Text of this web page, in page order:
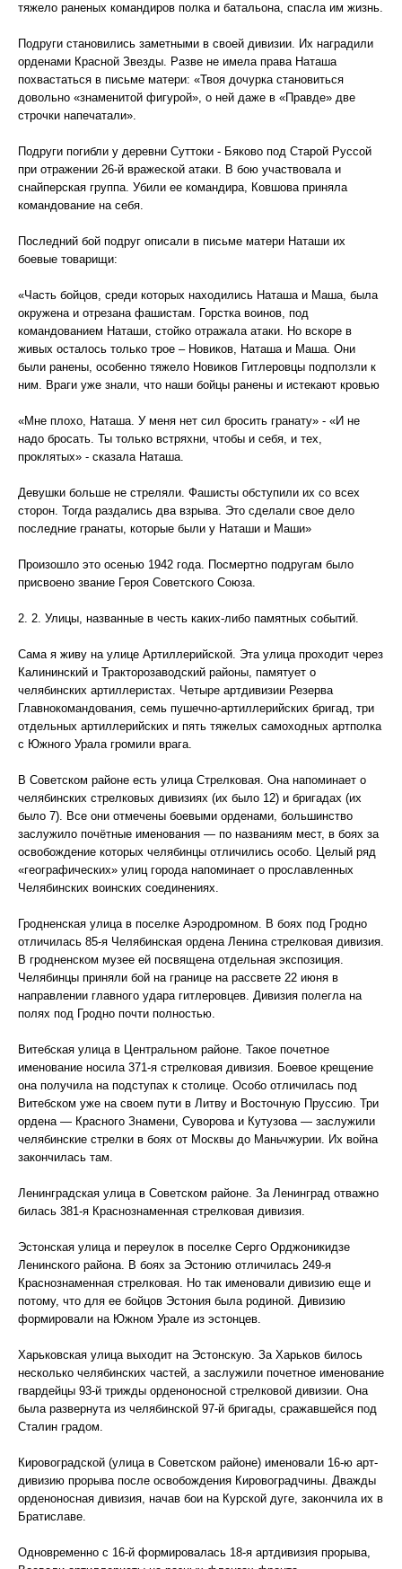
тяжело раненых командиров полка и батальона, спасла им жизнь.
Подруги становились заметными в своей дивизии. Их наградили
орденами Красной Звезды. Разве не имела права Наташа
похвастаться в письме матери: «Твоя дочурка становиться
довольно «знаменитой фигурой», о ней даже в «Правде» две
строчки напечатали».
Подруги погибли у деревни Суттоки - Бяково под Старой Руссой
при отражении 26-й вражеской атаки. В бою участвовала и
снайперская группа. Убили ее командира, Ковшова приняла
командование на себя.
Последний бой подруг описали в письме матери Наташи их
боевые товарищи:
«Часть бойцов, среди которых находились Наташа и Маша, была
окружена и отрезана фашистам. Горстка воинов, под
командованием Наташи, стойко отражала атаки. Но вскоре в
живых осталось только трое – Новиков, Наташа и Маша. Они
были ранены, особенно тяжело Новиков Гитлеровцы подползли к
ним. Враги уже знали, что наши бойцы ранены и истекают кровью
«Мне плохо, Наташа. У меня нет сил бросить гранату» - «И не
надо бросать. Ты только встряхни, чтобы и себя, и тех,
проклятых» - сказала Наташа.
Девушки больше не стреляли. Фашисты обступили их со всех
сторон. Тогда раздались два взрыва. Это сделали свое дело
последние гранаты, которые были у Наташи и Маши»
Произошло это осенью 1942 года. Посмертно подругам было
присвоено звание Героя Советского Союза.
2. 2. Улицы, названные в честь каких-либо памятных событий.
Сама я живу на улице Артиллерийской. Эта улица проходит через
Калининский и Тракторозаводский районы, памятует о
челябинских артиллеристах. Четыре артдивизии Резерва
Главнокомандования, семь пушечно-артиллерийских бригад, три
отдельных артиллерийских и пять тяжелых самоходных артполка
с Южного Урала громили врага.
В Советском районе есть улица Стрелковая. Она напоминает о
челябинских стрелковых дивизиях (их было 12) и бригадах (их
было 7). Все они отмечены боевыми орденами, большинство
заслужило почётные именования — по названиям мест, в боях за
освобождение которых челябинцы отличились особо. Целый ряд
«географических» улиц города напоминает о прославленных
Челябинских воинских соединениях.
Гродненская улица в поселке Аэродромном. В боях под Гродно
отличилась 85-я Челябинская ордена Ленина стрелковая дивизия.
В гродненском музее ей посвящена отдельная экспозиция.
Челябинцы приняли бой на границе на рассвете 22 июня в
направлении главного удара гитлеровцев. Дивизия полегла на
полях под Гродно почти полностью.
Витебская улица в Центральном районе. Такое почетное
именование носила 371-я стрелковая дивизия. Боевое крещение
она получила на подступах к столице. Особо отличилась под
Витебском уже на своем пути в Литву и Восточную Пруссию. Три
ордена — Красного Знамени, Суворова и Кутузова — заслужили
челябинские стрелки в боях от Москвы до Маньчжурии. Их война
закончилась там.
Ленинградская улица в Советском районе. За Ленинград отважно
билась 381-я Краснознаменная стрелковая дивизия.
Эстонская улица и переулок в поселке Серго Орджоникидзе
Ленинского района. В боях за Эстонию отличилась 249-я
Краснознаменная стрелковая. Но так именовали дивизию еще и
потому, что для ее бойцов Эстония была родиной. Дивизию
формировали на Южном Урале из эстонцев.
Харьковская улица выходит на Эстонскую. За Харьков билось
несколько челябинских частей, а заслужили почетное именование
гвардейцы 93-й трижды орденоносной стрелковой дивизии. Она
была развернута из челябинской 97-й бригады, сражавшейся под
Сталин градом.
Кировоградской (улица в Советском районе) именовали 16-ю арт-
дивизию прорыва после освобождения Кировоградчины. Дважды
орденоносная дивизия, начав бои на Курской дуге, закончила их в
Братиславе.
Одновременно с 16-й формировалась 18-я артдивизия прорыва,